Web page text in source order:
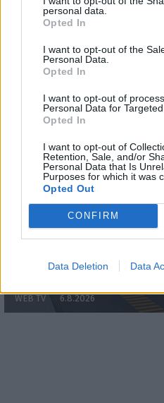
personal data.
Opted In
I want to opt-out of the
Personal Data.
Opted In
I want to opt-out of
Personal Data for Targeted
Opted In
I want to opt-out of
Retention, Sale, and/or
Personal Data that Is
Purposes for which it was
Opted Out
CONFIRM
Data Deletion Data
WEBTV
Skoda: Ξεκίνησε
γραμμή
WEB TV 6.8.2026